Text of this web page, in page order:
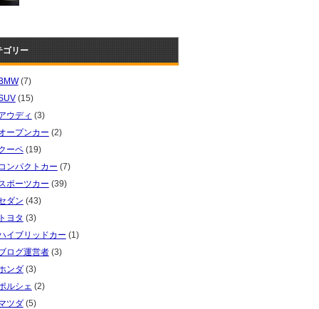
ゴリー
(7)
(15)
ウディ (3)
ープンカー (2)
ーペ(19)
ンパクトカー (7)
ポーツカー (39)
ダン (43)
ヨタ (3)
イブリッドカー (1)
ログ運営者(3)
ンダ(3)
ルシェ (2)
ツダ(5)